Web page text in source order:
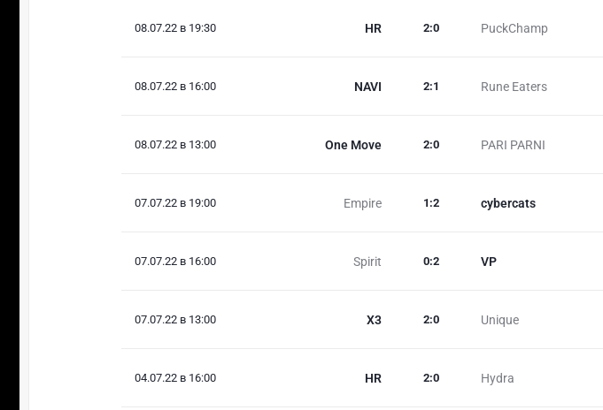
08.07.22 в 19:30 HR PuckChamp
2:0
08.07.22 в 16:00 NAVI Rune Eaters
2:1
08.07.22 в 13:00 One Move PARI PARNI
2:0
07.07.22 в 19:00 Empire cybercats
1 :2
07.07.22 в 16:00 Spirit VP
0:2
07.07.22 в 13:00 X3 Unique
2:0
04.07.22 в 16:00 HR Hydra
2:0